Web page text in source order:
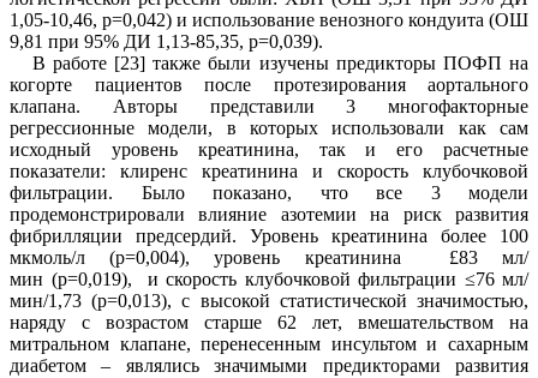
1,05-10,46, p=0,042) и использование венозного кондуита (ОШ
9,81 при 95% ДИ 1,13-85,35, p=0,039).
В работе [23] также были изучены предикторы ПОФП на
когорте пациентов после протезирования аортального
клапана. Авторы представили 3 многофакторные
регрессионные модели, в которых использовали как сам
исходный уровень креатинина, так и его расчетные
показатели: клиренс креатинина и скорость клубочковой
фильтрации. Было показано, что все 3 модели
продемонстрировали влияние азотемии на риск развития
фибрилляции предсердий. Уровень креатинина более 100
мкмоль/л (p=0,004), уровень креатинина £83 мл/
мин (p=0,019), и скорость клубочковой фильтрации ≤76 мл/
мин/1,73 (p=0,013), с высокой статистической значимостью,
наряду с возрастом старше 62 лет, вмешательством на
митральном клапане, перенесенным инсультом и сахарным
диабетом – являлись значимыми предикторами развития